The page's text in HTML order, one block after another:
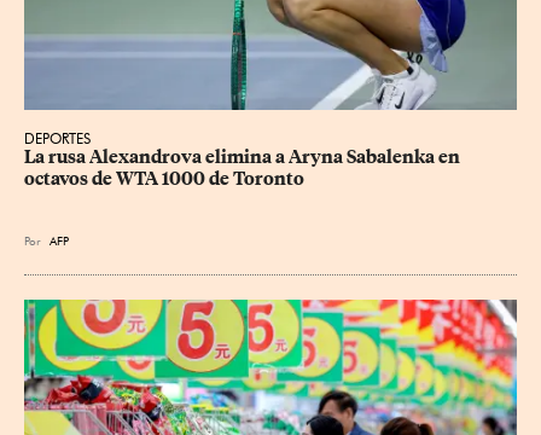
DEPORTES
La rusa Alexandrova elimina a Aryna Sabalenka en
octavos de WTA 1000 de Toronto
Por AFP